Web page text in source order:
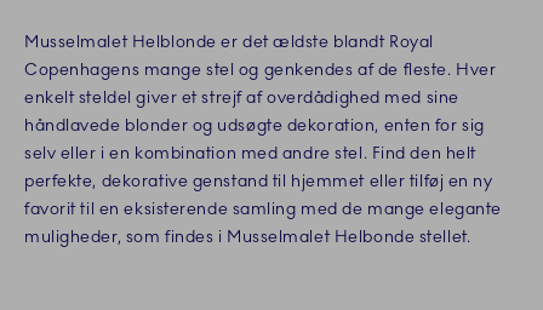
Musselmalet Helblonde er det ældste blandt Royal
Copenhagens mange stel og genkendes af de fleste. Hver
enkelt steldel giver et strejf af overdådighed med sine
håndlavede blonder og udsøgte dekoration, enten for sig
selv eller i en kombination med andre stel. Find den helt
perfekte, dekorative genstand til hjemmet eller tilføj en ny
favorit til en eksisterende samling med de mange elegante
muligheder, som findes i Musselmalet Helbonde stellet.